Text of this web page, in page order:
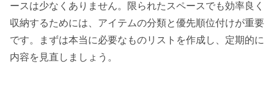
ースは少なくありません。限られたスペースでも効率良く
収納するためには、アイテムの分類と優先順位付けが重要
です。まずは本当に必要なものリストを作成し、定期的に
内容を見直しましょう。